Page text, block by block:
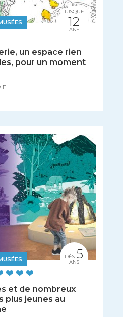
un espace rien
pour un moment
JUSQUE
12
ANS
et de nombreux
plus jeunes au
DÈS 5
ANS